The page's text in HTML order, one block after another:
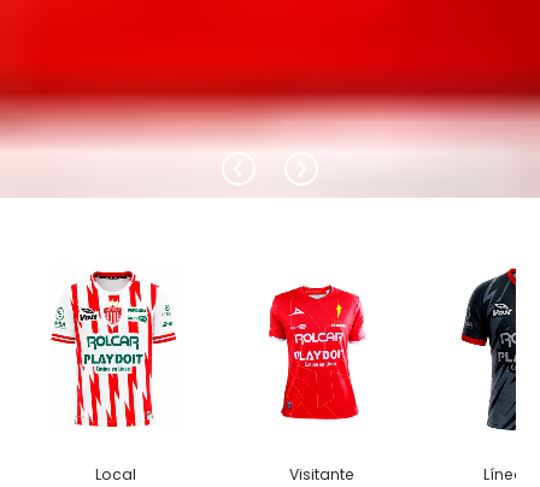
Local Visitante Línea